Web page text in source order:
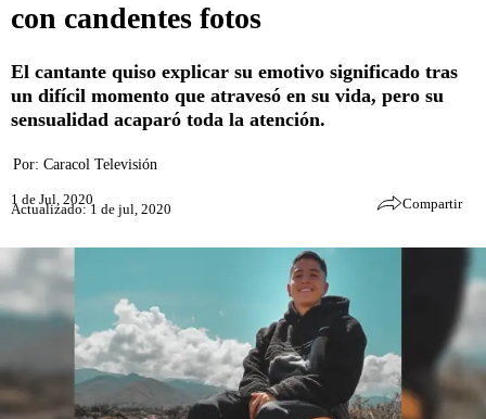
con candentes fotos
El cantante quiso explicar su emotivo significado tras
un difícil momento que atravesó en su vida, pero su
sensualidad acaparó toda la atención.
Por: Caracol Televisión
1 de Jul, 2020
Actualizado: 1 de jul, 2020 Compartir